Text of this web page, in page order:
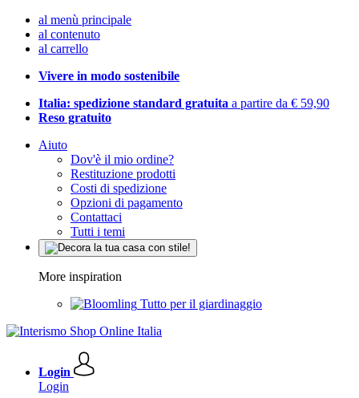
al menù principale
al contenuto
al carrello
Vivere in modo sostenibile
Italia: spedizione standard gratuita a partire da € 59,90
Reso gratuito
Aiuto
Dov'è il mio ordine?
Restituzione prodotti
Costi di spedizione
Opzioni di pagamento
Contattaci
Tutti i temi
More inspiration
Tutto per il giardinaggio
Login
Login